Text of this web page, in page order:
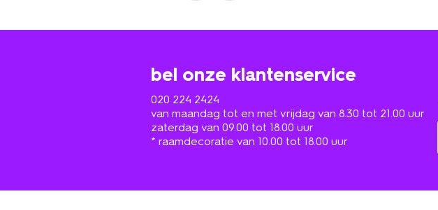
bel onze klantenservice
020 224 2424
van maandag tot en met vrijdag van 8.30 tot 21.00 uur
zaterdag van 09.00 tot 18.00 uur
* raamdecoratie van 10.00 tot 18.00 uur